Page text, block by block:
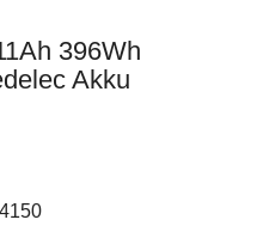
396Wh
Akku